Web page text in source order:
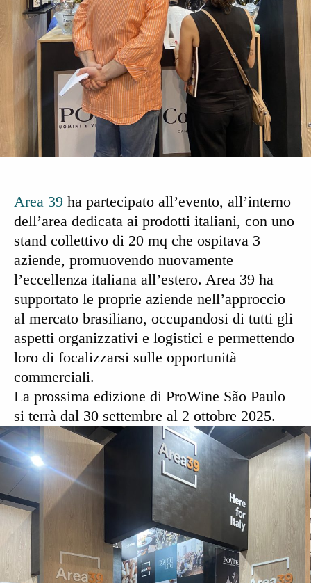
Area 39 ha partecipato all’evento, all’interno
dell’area dedicata ai prodotti italiani, con uno
stand collettivo di 20 mq che ospitava 3
aziende, promuovendo nuovamente
l’eccellenza italiana all’estero. Area 39 ha
supportato le proprie aziende nell’approccio
al mercato brasiliano, occupandosi di tutti gli
aspetti organizzativi e logistici e permettendo
loro di focalizzarsi sulle opportunità
commerciali.
La prossima edizione di ProWine São Paulo
si terrà dal 30 settembre al 2 ottobre 2025.